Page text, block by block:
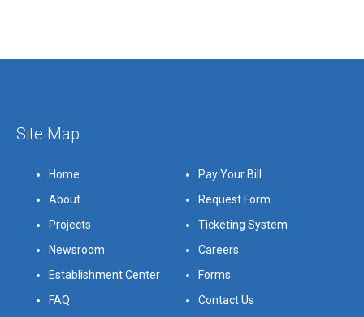
Site Map
Home
Pay Your Bill
About
Request Form
Projects
Ticketing System
Newsroom
Careers
Establishment Center
Forms
FAQ
Contact Us